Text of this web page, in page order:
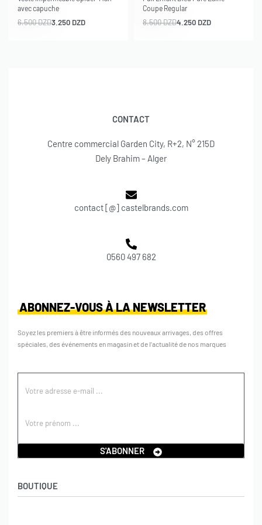
avec capuche
6.500DZD3.250 DZD
Coupe Regular
8.500DZD4.250 DZD
CONTACT
Centre commercial Garden City, R+2, N° 215D
Dely Brahim – Alger
contact [@] castelbrands.com
0560 497 682
BOUTIQUE
ABONNEZ-VOUS À LA NEWSLETTER
Soyez les premiers à être informés des nouveaux arrivages, des offres
spéciales, des événements en magasin et de l’actualité de nos marques
S'ABONNER